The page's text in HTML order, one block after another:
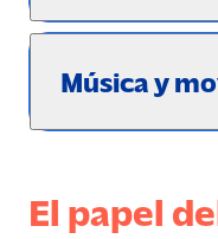
Música y
El papel